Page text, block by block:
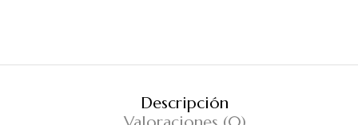
Descripción